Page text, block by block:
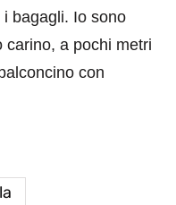
bagagli. Io sono
carino, a pochi metri
con